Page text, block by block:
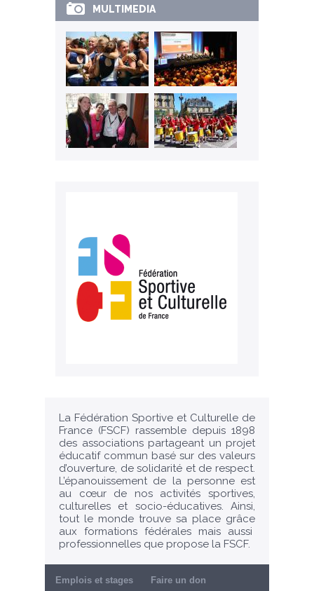
MULTIMEDIA
La Fédération Sportive et Culturelle de
France (FSCF) rassemble depuis 1898
des associations partageant un projet
éducatif commun basé sur des valeurs
d’ouverture, de solidarité et de respect.
L’épanouissement de la personne est
au cœur de nos activités sportives,
culturelles et socio-éducatives. Ainsi,
tout le monde trouve sa place grâce
aux formations fédérales mais aussi
professionnelles que propose la FSCF.
Emplois et stages Faire un don